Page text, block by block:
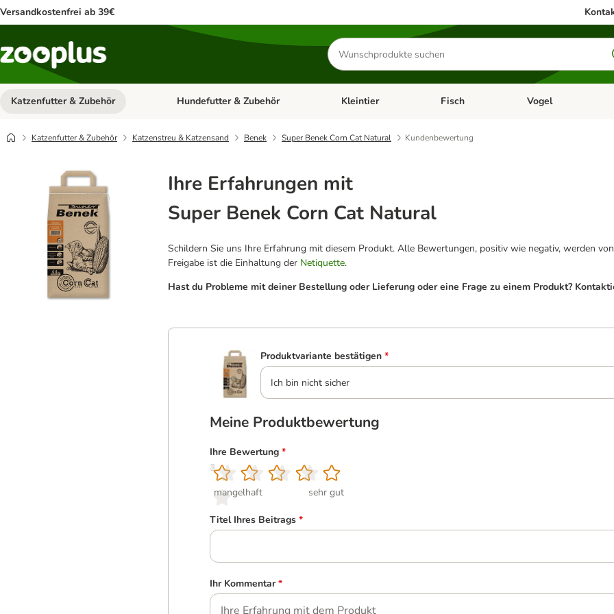
Versandkostenfrei ab 39€
Produkte
suchen
Katzenfutter & Zubehör Kategorie-Menü öffnen: Katzenfutter & Zubehör
Hundefutter & Zubehör Kategorie-Menü öffnen: Hundefutter & Zubehör
Kleintier Kategorie-Menü öffnen: Kleintier
Fisch Kategorie-Menü
Vogel
Katzenfutter & Zubehör Katzenstreu & Katzensand Benek Super Benek Corn Cat Natural Kundenbewertung
Ihre Erfahrungen mit
Super Benek Corn Cat Natural
Schildern Sie uns Ihre Erfahrung mit diesem Produkt. Alle Bewertungen, positiv wie negativ, werden
Freigabe ist die Einhaltung der Netiquette.
Hast du Probleme mit deiner Bestellung oder Lieferung oder eine Frage zu einem Produkt?
Produktvariante bestätigen *
Ich bin nicht sicher
Meine Produktbewertung
Ihre Bewertung *
1
mangelhaft
2
3
4
5
sehr gut
Titel Ihres Beitrags *
Ihr Kommentar *